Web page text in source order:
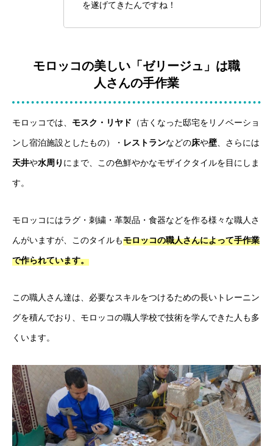
を遂げてきたんですね！
モロッコの美しい「ゼリージュ」は職
人さんの手作業
モロッコでは、 モスク・リヤド （古くなった邸宅をリノベーショ
ンし宿泊施設としたもの）・ レストランなどの床や壁 、さらには
天井や水周り にまで、この色鮮やかなモザイクタイルを目にしま
す。
モロッコにはラグ・刺繍・革製品・食器などを作る様々な職人さ
んがいますが、このタイルもモロッコの職人さんによって手作業
で作られています。
この職人さん達は、必要なスキルをつけるための長いトレーニン
グを積んでおり、モロッコの職人学校で技術を学んできた人も多
くいます。